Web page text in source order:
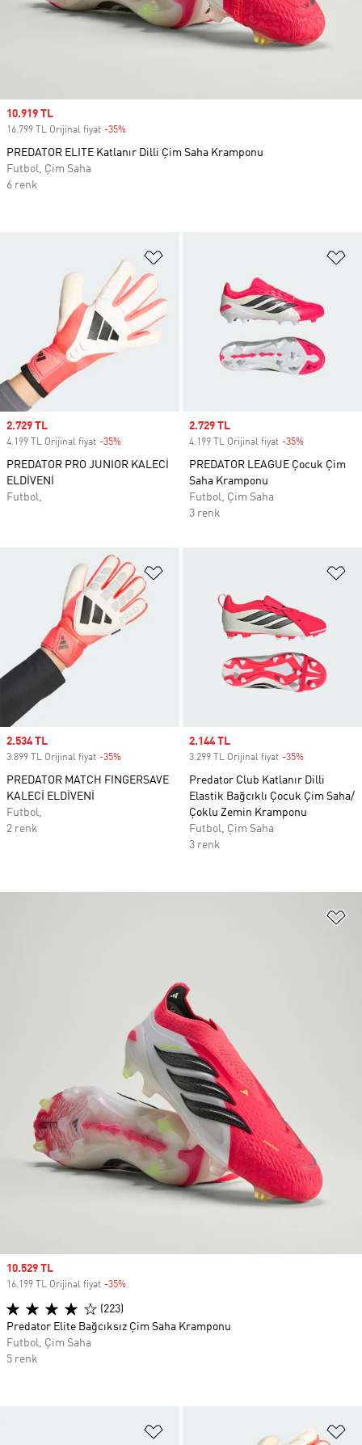
Sale price
2.729 TL
4.199 TL Orijinal fiyat -35%
PREDATOR PRO JUNIOR KALECİ
ELDİVENİ
Futbol,
Sale price
2.729 TL
4.199 TL Orijinal fiyat -35%
PREDATOR LEAGUE Çocuk Çim
Saha Kramponu
Futbol, Çim Saha
3 renk
Sale price
2.534 TL
3.899 TL Orijinal fiyat -35%
PREDATOR MATCH FINGERSAVE
KALECİ ELDİVENİ
Futbol,
2 renk
Sale price
2.144 TL
3.299 TL Orijinal fiyat -35%
Predator Club Katlanır Dilli
Elastik Bağcıklı Çocuk Çim Saha/
Çoklu Zemin Kramponu
Futbol, Çim Saha
3 renk
Sale price
10.919 TL
16.799 TL Orijinal fiyat -35%
PREDATOR ELITE Katlanır Dilli Çim Saha Kramponu
Futbol, Çim Saha
6 renk
Sale price
10.529 TL
16.199 TL Orijinal fiyat -35%
(223)
Predator Elite Bağcıksız Çim Saha Kramponu
Futbol, Çim Saha
5 renk